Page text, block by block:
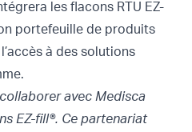
les flacons RTU EZ-
portefeuille de produits
à des solutions
avec Medisca
EZ-fill®. Ce partenariat